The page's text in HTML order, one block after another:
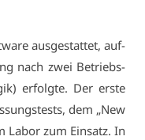
aus­ge­stat­tet, auf­
nach zwei Be­triebs­
er­folg­te. Der ers­te
dem „New
La­bor zum Ein­satz. In